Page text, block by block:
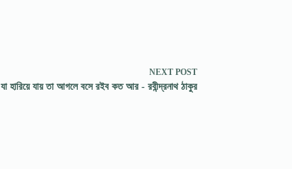
NEXT POST
যা হারিয়ে যায় তা আগলে বসে রইব কত আর - রবীন্দ্রনাথ ঠাকুর